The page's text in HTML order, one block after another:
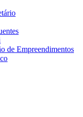
de Empreendimentos